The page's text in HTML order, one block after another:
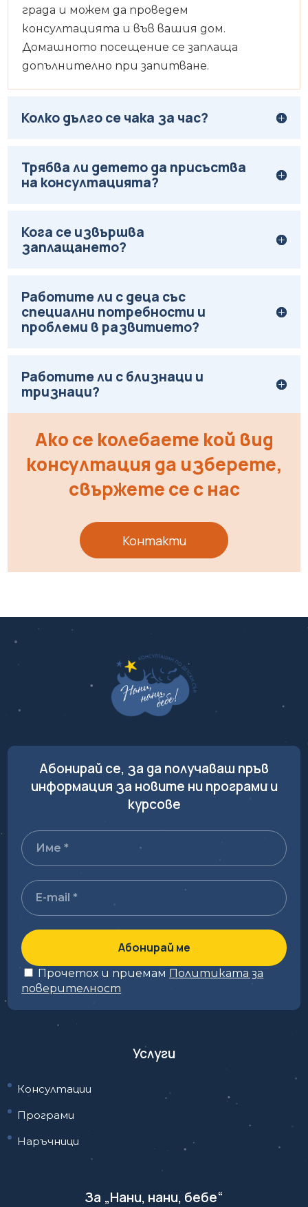
града и можем да проведем
консултацията и във вашия дом.
Домашното посещение се заплаща
допълнително при запитване.
Колко дълго се чака за час?
Трябва ли детето да присъства
на консултацията?
Кога се извършва
заплащането?
Работите ли с деца със
специални потребности и
проблеми в развитието?
Работите ли с близнаци и
тризнаци?
Ако се колебаете кой вид
консултация да изберете,
свържете се с нас
Контакти
Абонирай се, за да получаваш пръв
информация за новите ни програми и
курсове
Прочетох и приемам Политиката за
поверителност
Услуги
Консултации
Програми
Наръчници
За „Нани, нани, бебе“